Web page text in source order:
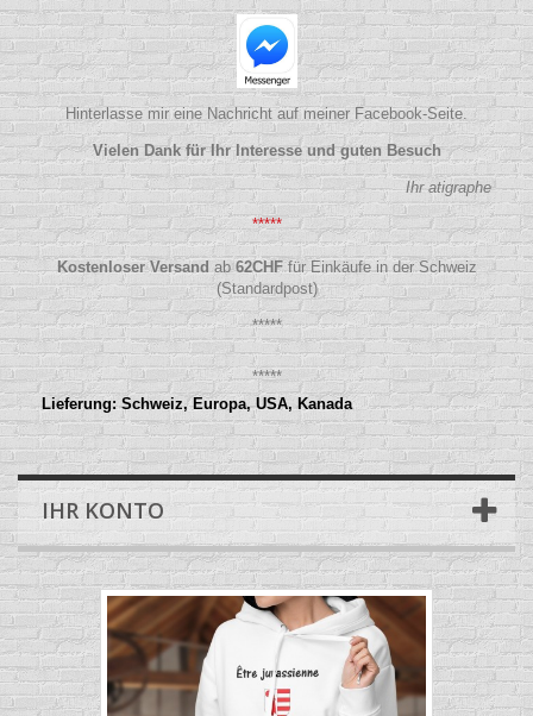
Hinterlasse mir eine Nachricht auf meiner Facebook-Seite.
Vielen Dank für Ihr Interesse und guten Besuch
Ihr atigraphe
*****
Kostenloser Versand ab 62CHFfür Einkäufe in der Schweiz
(Standardpost)
*****
*****
Lieferung: Schweiz, Europa, USA, Kanada
IHR KONTO